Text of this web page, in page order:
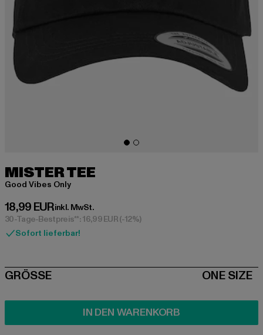
MISTER TEE
Good Vibes Only
18,99 EUR
Derzeitiger Preis: 18,99 EUR
inkl. MwSt.
30-Tage-Bestpreis**: 16,99 EUR(-12%)
Sofort lieferbar!
SIZE
GRÖSSE ONE SIZE
IN DEN WARENKORB